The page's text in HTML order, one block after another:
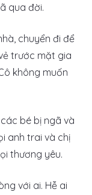
qua đời.
chuyển đi để
trước mặt gia
không muốn
bé bị ngã và
anh trai và chị
thương yêu.
với ai. Hễ ai